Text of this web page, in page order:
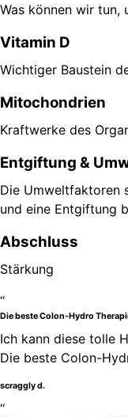
Was können wir tun,
Vitamin D
Wichtiger Baustein
Mitochondrien
Kraftwerke des
Entgiftung &
Die Umweltfaktoren
und eine Entgiftung
Abschluss
Stärkung
“
Die beste Colon-Hydro
Ich kann diese tolle
Die beste Colon-
scraggly d.
“